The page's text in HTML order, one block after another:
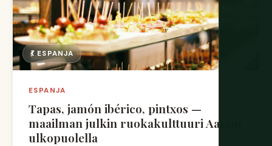
💃 ESPANJA
ESPANJA
Tapas, jamón ibérico, pintxos —
maailman julkin ruokakulttuuri Aasian
ulkopuolella